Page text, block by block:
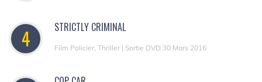
4 STRICTLY CRIMINAL
Film Policier, Thriller | Sortie DVD 30 Mars 2016